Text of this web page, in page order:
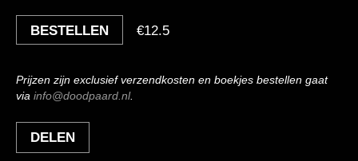
BESTELLEN €12.5
Prijzen zijn exclusief verzendkosten en boekjes bestellen gaat
via info@doodpaard.nl.
DELEN